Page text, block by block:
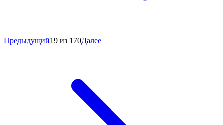
Предыдущий19 из 170Далее